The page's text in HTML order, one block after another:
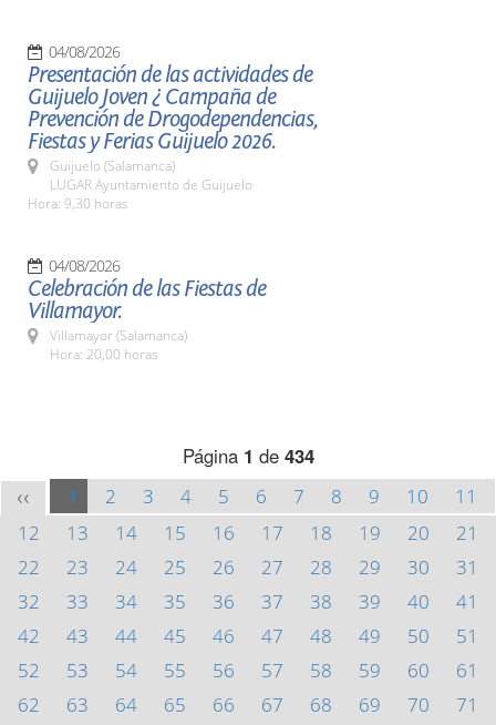
04/08/2026
Presentación de las actividades de
Guijuelo Joven ¿ Campaña de
Prevención de Drogodependencias,
Fiestas y Ferias Guijuelo 2026.
Guijuelo (Salamanca)
LUGAR Ayuntamiento de Guijuelo
Hora: 9,30 horas
04/08/2026
Celebración de las Fiestas de
Villamayor.
Villamayor (Salamanca)
Hora: 20,00 horas
Página 1 de 434
<< 1 2 3 4 5 6 7 8 9 10
11
12
13 14 15 16 17 18 19 20
21
22
23 24 25 26 27 28 29 30
31
32
33 34 35 36 37 38 39 40
41
42
43 44 45 46 47 48 49 50
51
52
53 54 55 56 57 58 59 60
61
62
63 64 65 66 67 68 69 70
71